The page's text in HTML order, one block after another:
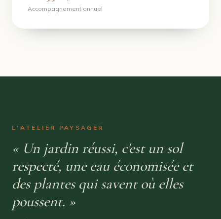
Accompagnement annuel
L'ATELIER PAYSAGER
« Un jardin réussi, c'est un sol
respecté, une eau économisée et
des plantes qui savent où elles
poussent. »